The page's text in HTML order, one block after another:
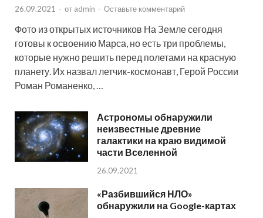
26.09.2021 - от admin - Оставьте комментарий
Фото из открытых источников На Земле сегодня
готовы к освоению Марса, но есть три проблемы,
которые нужно решить перед полетами на красную
планету. Их назвал летчик-космонавт, Герой России
Роман Романенко, …
Астрономы обнаружили
неизвестные древние
галактики на краю видимой
части Вселенной
26.09.2021
«Разбившийся НЛО»
обнаружили на Google-картах